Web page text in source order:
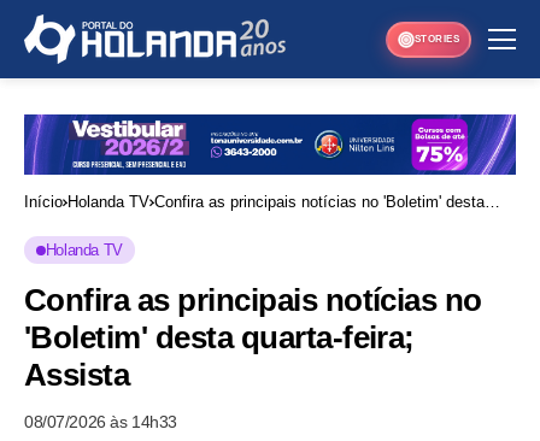
STORIES
Início Holanda TV Confira as principais notícias no 'Boletim' desta
Holanda TV
Confira as principais notícias no
'Boletim' desta quarta-feira;
Assista
08/07/2026 às 14h33